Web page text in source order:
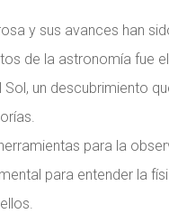
y sus avances han
de la astronomía fue
un descubrimiento
para la
para entender la